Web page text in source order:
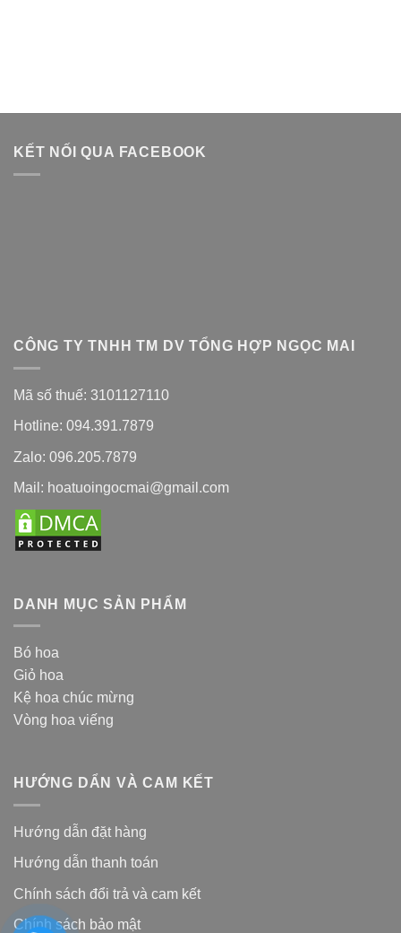
KẾT NỐI QUA FACEBOOK
CÔNG TY TNHH TM DV TỔNG HỢP NGỌC MAI
Mã số thuế: 3101127110
Hotline: 094.391.7879
Zalo: 096.205.7879
Mail: hoatuoingocmai@gmail.com
DANH MỤC SẢN PHẨM
Bó hoa
Giỏ hoa
Kệ hoa chúc mừng
Vòng hoa viếng
HƯỚNG DẨN VÀ CAM KẾT
Hướng dẫn đặt hàng
Hướng dẫn thanh toán
Chính sách đổi trả và cam kết
Chính sách bảo mật